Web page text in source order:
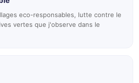
eco-responsables, lutte contre le
vertes que j'observe dans le